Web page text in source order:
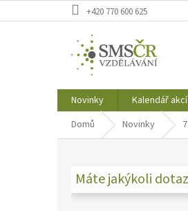
na
+420 770 600 625
Novinky Kalendář akcí
Domů
Novinky
Máte jakýkoli